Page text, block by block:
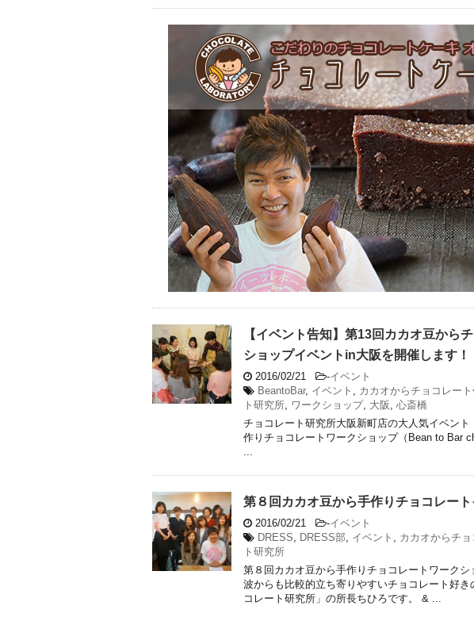
【イベント告知】第13回カカオ豆から
ショップイベントin大阪を開催します！
2016/02/21 -イベント
BeantoBar, イベント カカオからチョコレート
ト研究所 ワークショップ, 大阪
心斎橋
チョコレート研究所大阪新町店の大人気イベン
作りチョコレートワークショップ（Bean to Bar
第８回カカオ豆から手作りチョコレー
2016/02/21 -イベント
DRESS
DRESS部 イベント カカオからチ
ト研究所
第８回カカオ豆から手作りチョコレートワーク
波からも比較的立ち寄りやすいチョコレート好
コレート研究所」の所長ちひろです。 & ...